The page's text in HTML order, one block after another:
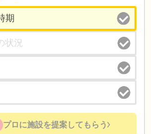
プロに施設を提案してもらう